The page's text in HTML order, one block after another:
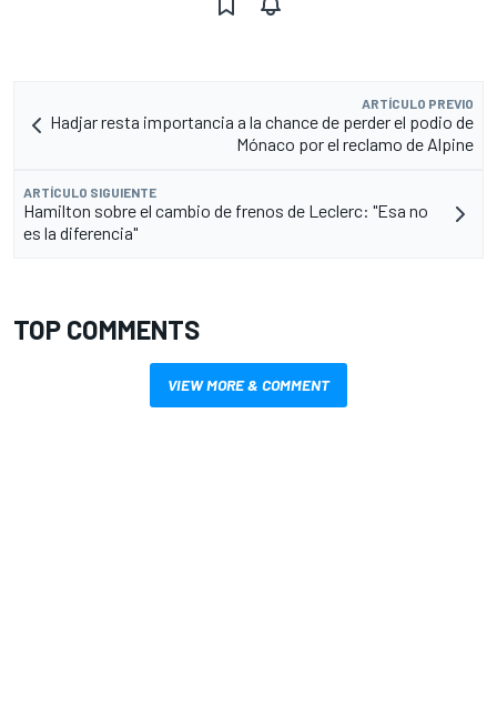
ARTÍCULO PREVIO
Hadjar resta importancia a la chance de perder el podio de
Mónaco por el reclamo de Alpine
ARTÍCULO SIGUIENTE
Hamilton sobre el cambio de frenos de Leclerc: "Esa no
es la diferencia"
TOP COMMENTS
VIEW MORE & COMMENT